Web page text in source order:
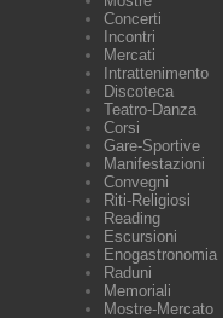
Concerti
Incontri
Mercati
Intrattenimento
Discoteca
Teatro-Danza
Corsi
Gare-Sportive
Manifestazioni
Convegni
Riti-Religiosi
Reading
Escursioni
Enogastronomia
Raduni
Memoriali
Mostre-Mercato